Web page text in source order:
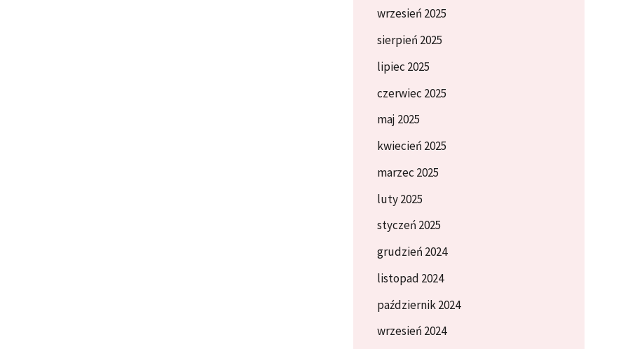
wrzesień 2025
sierpień 2025
lipiec 2025
czerwiec 2025
maj 2025
kwiecień 2025
marzec 2025
luty 2025
styczeń 2025
grudzień 2024
listopad 2024
październik 2024
wrzesień 2024